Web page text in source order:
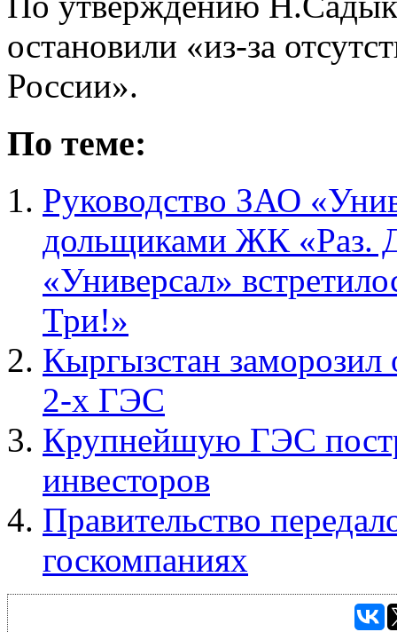
остановили «из-за
России».
По теме:
Руководство ЗАО
дольщиками ЖК «Раз.
«Универсал»
Три!»
Кыргызстан заморозил
2-х ГЭС
Крупнейшую ГЭС
инвесторов
Правительство
госкомпаниях